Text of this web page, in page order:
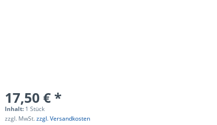
17,50 € *
Inhalt: 1 Stück
zzgl. MwSt.zzgl. Versandkosten